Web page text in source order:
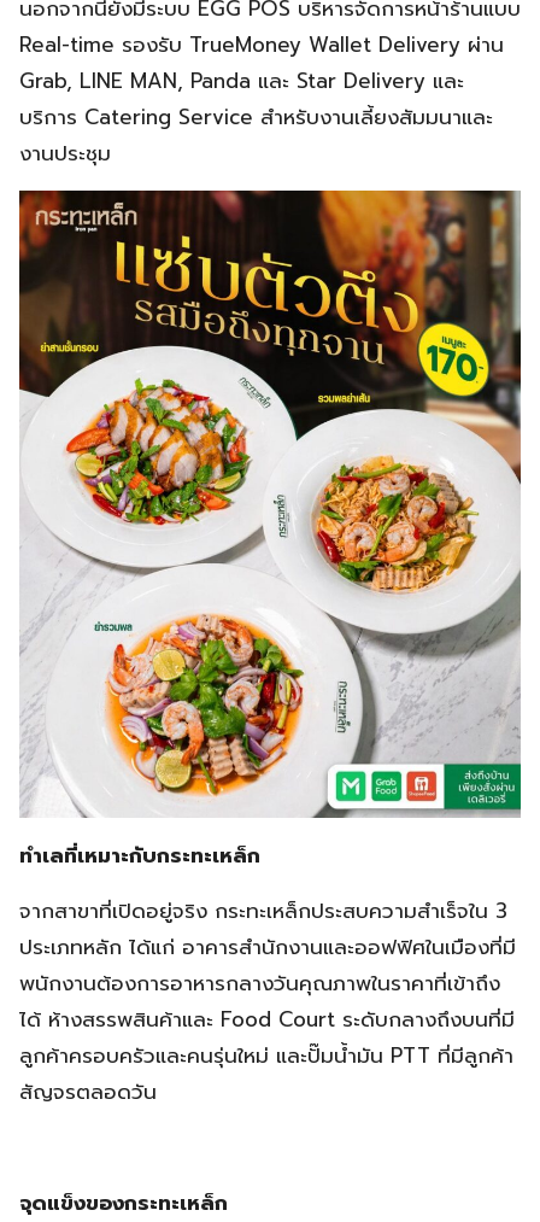
นอกจากนี้ยังมีระบบ EGG POS บริหารจัดการหน้าร้านแบบ
Real-time รองรับ TrueMoney Wallet Delivery ผ่าน
Grab, LINE MAN, Panda และ Star Delivery และ
บริการ Catering Service สำหรับงานเลี้ยงสัมมนาและ
งานประชุม
ทำเลที่เหมาะกับกระทะเหล็ก
จากสาขาที่เปิดอยู่จริง กระทะเหล็กประสบความสำเร็จใน 3
ประเภทหลัก ได้แก่ อาคารสำนักงานและออฟฟิศในเมืองที่มี
พนักงานต้องการอาหารกลางวันคุณภาพในราคาที่เข้าถึง
ได้ ห้างสรรพสินค้าและ Food Court ระดับกลางถึงบนที่มี
ลูกค้าครอบครัวและคนรุ่นใหม่ และปั๊มน้ำมัน PTT ที่มีลูกค้า
สัญจรตลอดวัน
จุดแข็งของกระทะเหล็ก